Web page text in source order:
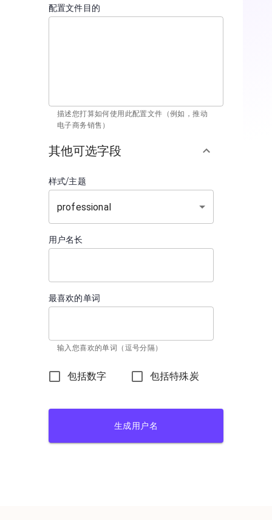
配置文件目的
描述您打算如何使用此配置文件（例如，推动
电子商务销售）
其他可选字段
样式/主题
professional
用户名长
最喜欢的单词
输入您喜欢的单词（逗号分隔）
包括数字 包括特殊炭
生成用户名